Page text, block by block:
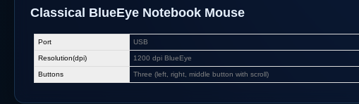
Classical BlueEye Notebook Mouse
Port USB
Resolution(dpi) 1200 dpi BlueEye
Buttons Three (left, right, middle button with scroll)